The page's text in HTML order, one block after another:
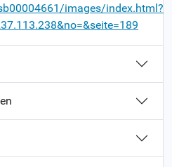
images/index.html?